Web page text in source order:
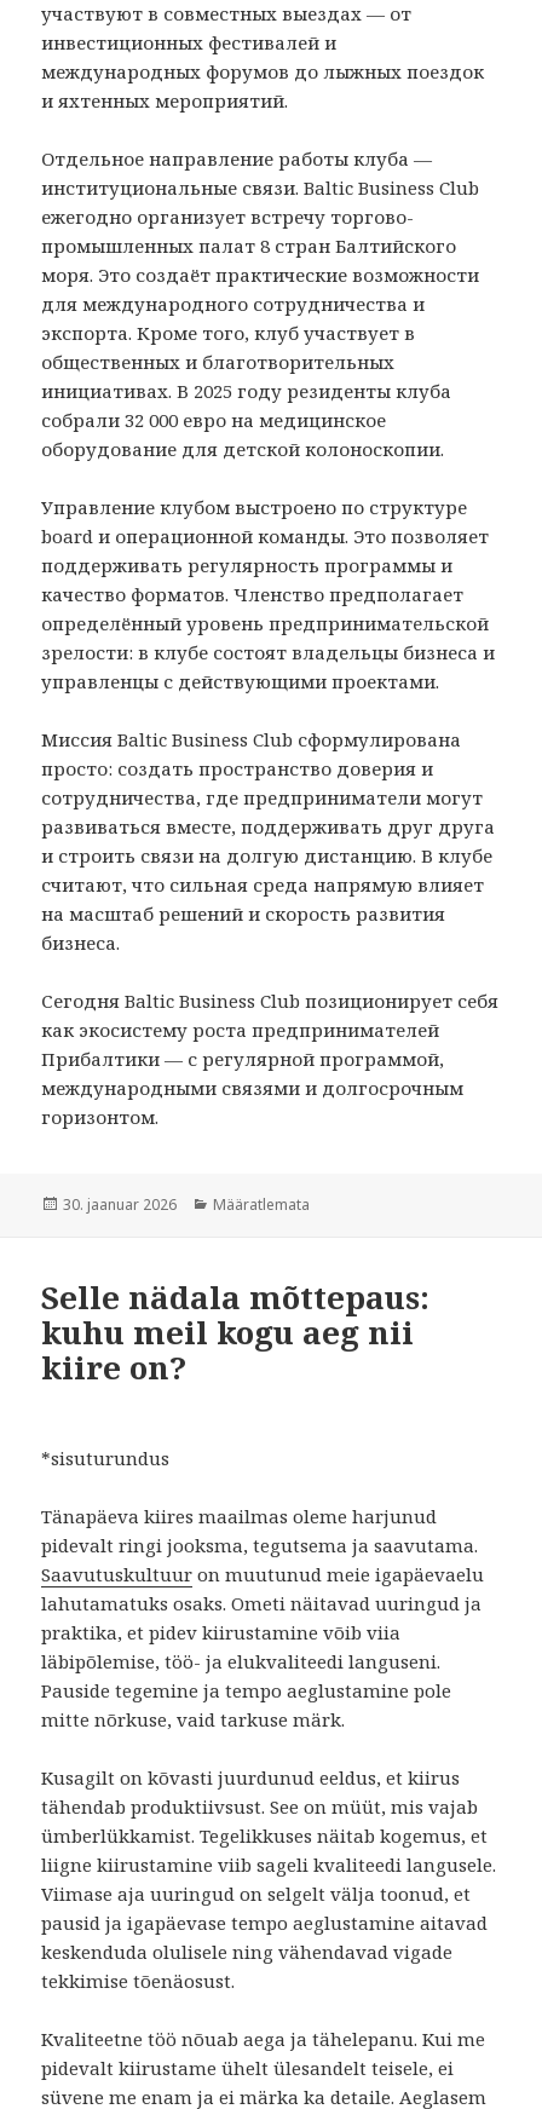
участвуют в совместных выездах — от
инвестиционных фестивалей и
международных форумов до лыжных поездок
и яхтенных мероприятий.
Отдельное направление работы клуба —
институциональные связи. Baltic Business Club
ежегодно организует встречу торгово-
промышленных палат 8 стран Балтийского
моря. Это создаёт практические возможности
для международного сотрудничества и
экспорта. Кроме того, клуб участвует в
общественных и благотворительных
инициативах. В 2025 году резиденты клуба
собрали 32 000 евро на медицинское
оборудование для детской колоноскопии.
Управление клубом выстроено по структуре
board и операционной команды. Это позволяет
поддерживать регулярность программы и
качество форматов. Членство предполагает
определённый уровень предпринимательской
зрелости: в клубе состоят владельцы бизнеса и
управленцы с действующими проектами.
Миссия Baltic Business Club сформулирована
просто: создать пространство доверия и
сотрудничества, где предприниматели могут
развиваться вместе, поддерживать друг друга
и строить связи на долгую дистанцию. В клубе
считают, что сильная среда напрямую влияет
на масштаб решений и скорость развития
бизнеса.
Сегодня Baltic Business Club позиционирует себя
как экосистему роста предпринимателей
Прибалтики — с регулярной программой,
международными связями и долгосрочным
горизонтом.
Postitatud
30. jaanuar 2026 Rubriigid
Määratlemata
Selle nädala mõttepaus:
kuhu meil kogu aeg nii
kiire on?
*sisuturundus
Tänapäeva kiires maailmas oleme harjunud
pidevalt ringi jooksma, tegutsema ja saavutama.
Saavutuskultuur on muutunud meie igapäevaelu
lahutamatuks osaks. Ometi näitavad uuringud ja
praktika, et pidev kiirustamine võib viia
läbipõlemise, töö- ja elukvaliteedi languseni.
Pauside tegemine ja tempo aeglustamine pole
mitte nõrkuse, vaid tarkuse märk.
Kusagilt on kõvasti juurdunud eeldus, et kiirus
tähendab produktiivsust. See on müüt, mis vajab
ümberlükkamist. Tegelikkuses näitab kogemus, et
liigne kiirustamine viib sageli kvaliteedi langusele.
Viimase aja uuringud on selgelt välja toonud, et
pausid ja igapäevase tempo aeglustamine aitavad
keskenduda olulisele ning vähendavad vigade
tekkimise tõenäosust.
Kvaliteetne töö nõuab aega ja tähelepanu. Kui me
pidevalt kiirustame ühelt ülesandelt teisele, ei
süvene me enam ja ei märka ka detaile. Aeglasem